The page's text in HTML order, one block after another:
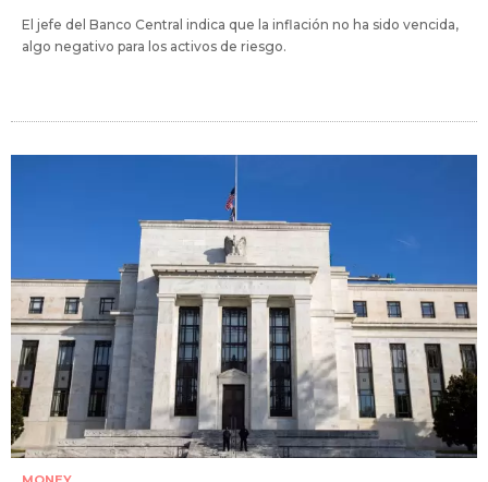
El jefe del Banco Central indica que la inflación no ha sido vencida,
algo negativo para los activos de riesgo.